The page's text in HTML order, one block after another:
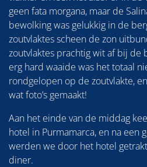
geen fata morgana, maar de
bewolking was gelukkig in de
zoutvlaktes scheen de zon
zoutvlaktes prachtig wit af bij de
erg hard waaide was het totaal
rondgelopen op de zoutvlakte,
wat foto’s gemaakt!
Aan het einde van de middag
hotel in Purmamarca, en na een
werden we door het hotel
diner.